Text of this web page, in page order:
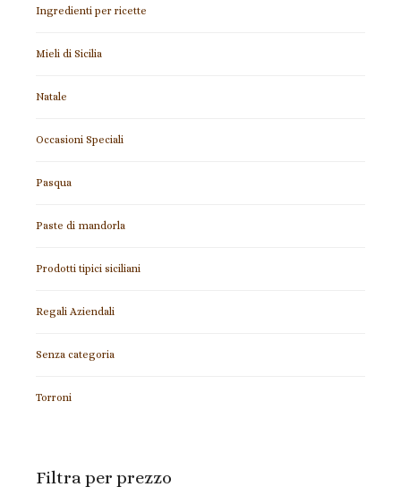
Ingredienti per ricette
Mieli di Sicilia
Natale
Occasioni Speciali
Pasqua
Paste di mandorla
Prodotti tipici siciliani
Regali Aziendali
Senza categoria
Torroni
Filtra per prezzo